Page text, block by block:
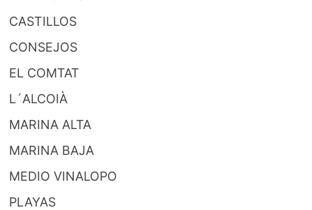
CASTILLOS
CONSEJOS
EL COMTAT
L´ALCOIÀ
MARINA ALTA
MARINA BAJA
MEDIO VINALOPO
PLAYAS